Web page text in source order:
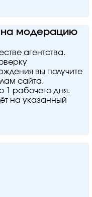
на модерацию
агентства.
вы получите
сайта.
1 рабочего дня.
на указанный